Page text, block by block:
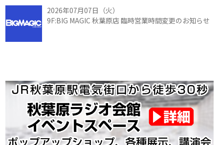
2026年07月07日（火）
9F:BIG MAGIC 秋葉原店 臨時営業時間変更のお知らせ